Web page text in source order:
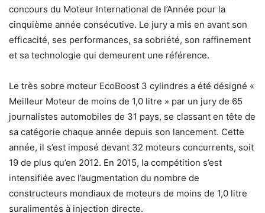
concours du Moteur International de l’Année pour la
cinquième année consécutive. Le jury a mis en avant son
efficacité, ses performances, sa sobriété, son raffinement
et sa technologie qui demeurent une référence.
Le très sobre moteur EcoBoost 3 cylindres a été désigné «
Meilleur Moteur de moins de 1,0 litre » par un jury de 65
journalistes automobiles de 31 pays, se classant en tête de
sa catégorie chaque année depuis son lancement. Cette
année, il s’est imposé devant 32 moteurs concurrents, soit
19 de plus qu’en 2012. En 2015, la compétition s’est
intensifiée avec l’augmentation du nombre de
constructeurs mondiaux de moteurs de moins de 1,0 litre
suralimentés à injection directe.